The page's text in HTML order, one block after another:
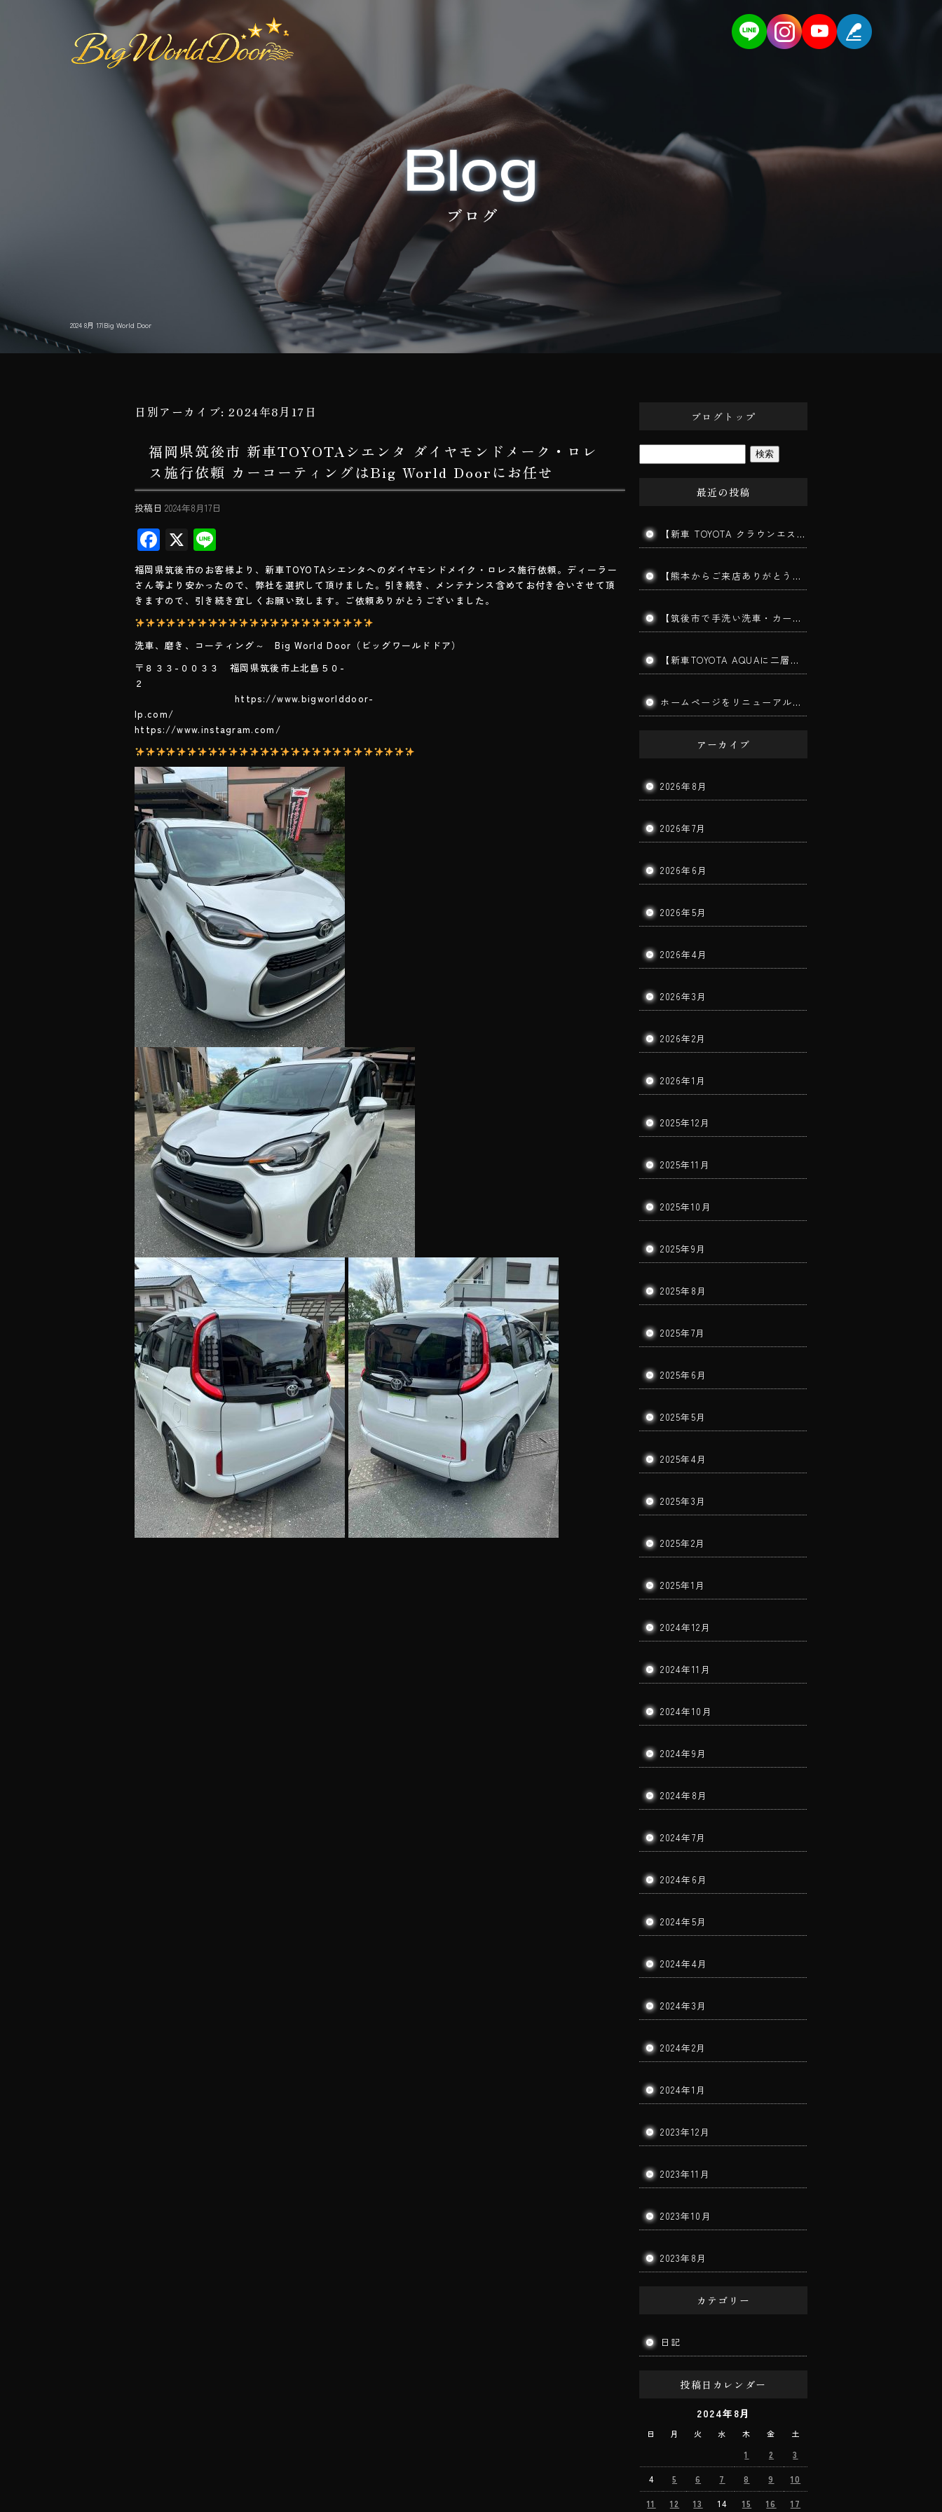
2024 8月 17|Big World Door
日別アーカイブ:2024年8月17日
福岡県筑後市 新車TOYOTAシエンタ ダイヤモンドメーク・ロレ
ス施行依頼 カーコーティングはBig World Doorにお任せ
投稿日 2024年8月17日
F
ac
e
b
o
ok
X
ne
福岡県筑後市のお客様より、新車TOYOTAシエンタへのダイヤモンドメイク・ロレス施行依頼。ディーラー
さん等より安かったので、弊社を選択して頂けました。引き続き、メンテナンス含めてお付き合いさせて頂
きますので、引き続き宜しくお願い致します。ご依頼ありがとうございました。
洗車、磨き、コーティング～ Big World Door（ビッグワールドドア）
〒８３３-００３３ 福岡県筑後市上北島５０-
２
https://www.bigworlddoor-
lp.com/
https://www.instagram.com/
ブログトップ
最近の投稿
【新車 TOYOTA クラウンエステート施工】202ブラックの美しさを最大限に引き出す三層ガラスコーティング｜みやま市よりご来店
【熊本からご来店ありがとうございます】手洗い洗車で愛車をリフレッシュ！コーティングを長持ちさせる秘訣とは？｜筑後市 BigWorldDoor
【筑後市で手洗い洗車・カーコーティング】MITSUBISHI TRITON｜ダイヤモンドメークワイルドEX施工車の手洗い洗車を実施しました！
【新車TOYOTA AQUAに二層ガラスコーティング施工】筑後市で新車コーティングならBigWorldDoorへ｜美しさと耐久性を長期間キープ！
ホームページをリニューアルしました。
アーカイブ
2026年8月
2026年7月
2026年6月
2026年5月
2026年4月
2026年3月
2026年2月
2026年1月
2025年12月
2025年11月
2025年10月
2025年9月
2025年8月
2025年7月
2025年6月
2025年5月
2025年4月
2025年3月
2025年2月
2025年1月
2024年12月
2024年11月
2024年10月
2024年9月
2024年8月
2024年7月
2024年6月
2024年5月
2024年4月
2024年3月
2024年2月
2024年1月
2023年12月
2023年11月
2023年10月
2023年8月
カテゴリー
日記
投稿日カレンダー
2024年8月
日 月 火 水 木 金 土
1 2 3
4 5 6 7 8 9 10
11 12 13 14 15 16 17